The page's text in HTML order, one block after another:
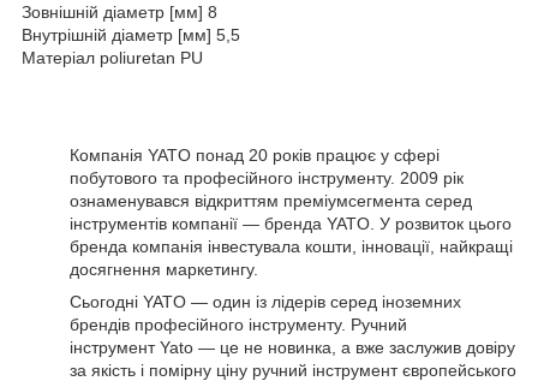
Зовнішній діаметр [мм] 8
Внутрішній діаметр [мм] 5,5
Матеріал poliuretan PU
Компанія YATO понад 20 років працює у сфері
побутового та професійного інструменту. 2009 рік
ознаменувався відкриттям преміумсегмента серед
інструментів компанії — бренда YATO. У розвиток цього
бренда компанія інвестувала кошти, інновації, найкращі
досягнення маркетингу.
Сьогодні YATO — один із лідерів серед іноземних
брендів професійного інструменту. Ручний
інструмент Yato — це не новинка, а вже заслужив довіру
за якість і помірну ціну ручний інструмент європейського